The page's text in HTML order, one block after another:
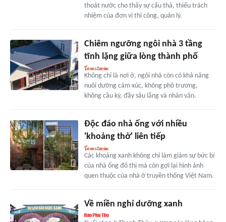
thoát nước cho thấy sự cẩu thả, thiếu trách
nhiệm của đơn vị thi công, quản lý.
Chiêm ngưỡng ngôi nhà 3 tầng
tĩnh lặng giữa lòng thành phố
Không chỉ là nơi ở, ngôi nhà còn có khả năng
nuôi dưỡng cảm xúc, không phô trương,
không cầu kỳ, đầy sâu lắng và nhân văn.
Độc đáo nhà ống với nhiều
'khoảng thở' liên tiếp
Các khoảng xanh không chỉ làm giảm sự bức bí
của nhà ống đô thị mà còn gợi lại hình ảnh
quen thuộc của nhà ở truyền thống Việt Nam.
Về miền nghỉ dưỡng xanh